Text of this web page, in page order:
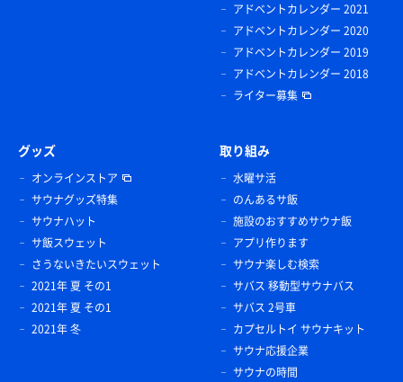
アドベントカレンダー 2021
アドベントカレンダー 2020
アドベントカレンダー 2019
アドベントカレンダー 2018
ライター募集
グッズ
オンラインストア
サウナグッズ特集
サウナハット
サ飯スウェット
さうないきたいスウェット
2021年 夏 その1
2021年 夏 その1
2021年 冬
取り組み
水曜サ活
のんあるサ飯
施設のおすすめサウナ飯
アプリ作ります
サウナ楽しむ検索
サバス 移動型サウナバス
サバス 2号車
カプセルトイ サウナキット
サウナ応援企業
サウナの時間